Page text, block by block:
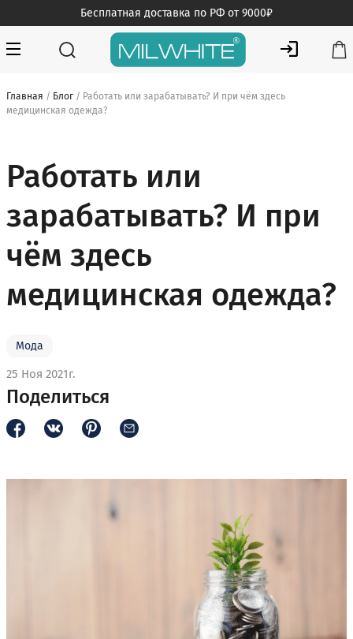
to
content
Бесплатная доставка по РФ от 9000₽
MILWHITE
MILWHITE — интернет магазин медицинской одежды
Главная / Блог / Работать или зарабатывать? И при чём здесь
медицинская одежда?
Работать или
зарабатывать? И при
чём здесь
медицинская одежда?
Мода
25 Ноя 2021г.
Поделиться